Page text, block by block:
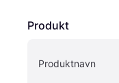
Produkt
Produktnavn